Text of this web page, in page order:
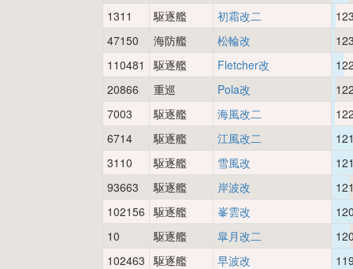
1311
駆逐艦 初霜改二
47150
海防艦 松輪改
110481
駆逐艦 Fletcher改
20866
重巡 Pola改
7003
駆逐艦 海風改二
6714
駆逐艦 江風改二
3110
駆逐艦 雪風改
93663
駆逐艦 岸波改
102156 駆逐艦 峯雲改
10
駆逐艦 皐月改二
102463 駆逐艦 早波改